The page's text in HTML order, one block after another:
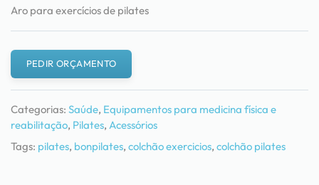
Aro para exercícios de pilates
PEDIR ORÇAMENTO
Categorias: Saúde, Equipamentos para medicina física e
reabilitação, Pilates, Acessórios
Tags: pilates, bonpilates, colchão exercicios, colchão pilates